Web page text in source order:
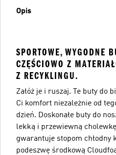
Opis
SPORTOWE, WYGODNE
CZĘŚCIOWO Z
Z RECYKLINGU.
Załóż je i ruszaj. Te buty do
Ci komfort niezależnie od
dzień. Doskonałe buty do
lekką i przewiewną
gwarantuje stopom chłodny
podeszwę środkową